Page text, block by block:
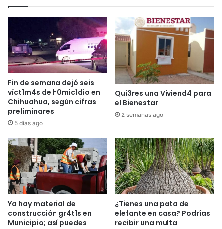
Fin de semana dejó seis
víct1m4s de h0mic1dio en
Chihuahua, según cifras
preliminares
5 días ago
Qui3res una Viviend4 para
el Bienestar
2 semanas ago
Ya hay material de
construcción gr4t1s en
Municipio; así puedes
¿Tienes una pata de
elefante en casa? Podrías
recibir una multa